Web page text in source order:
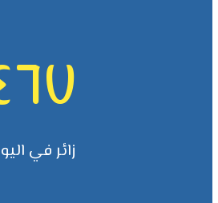
زائر في